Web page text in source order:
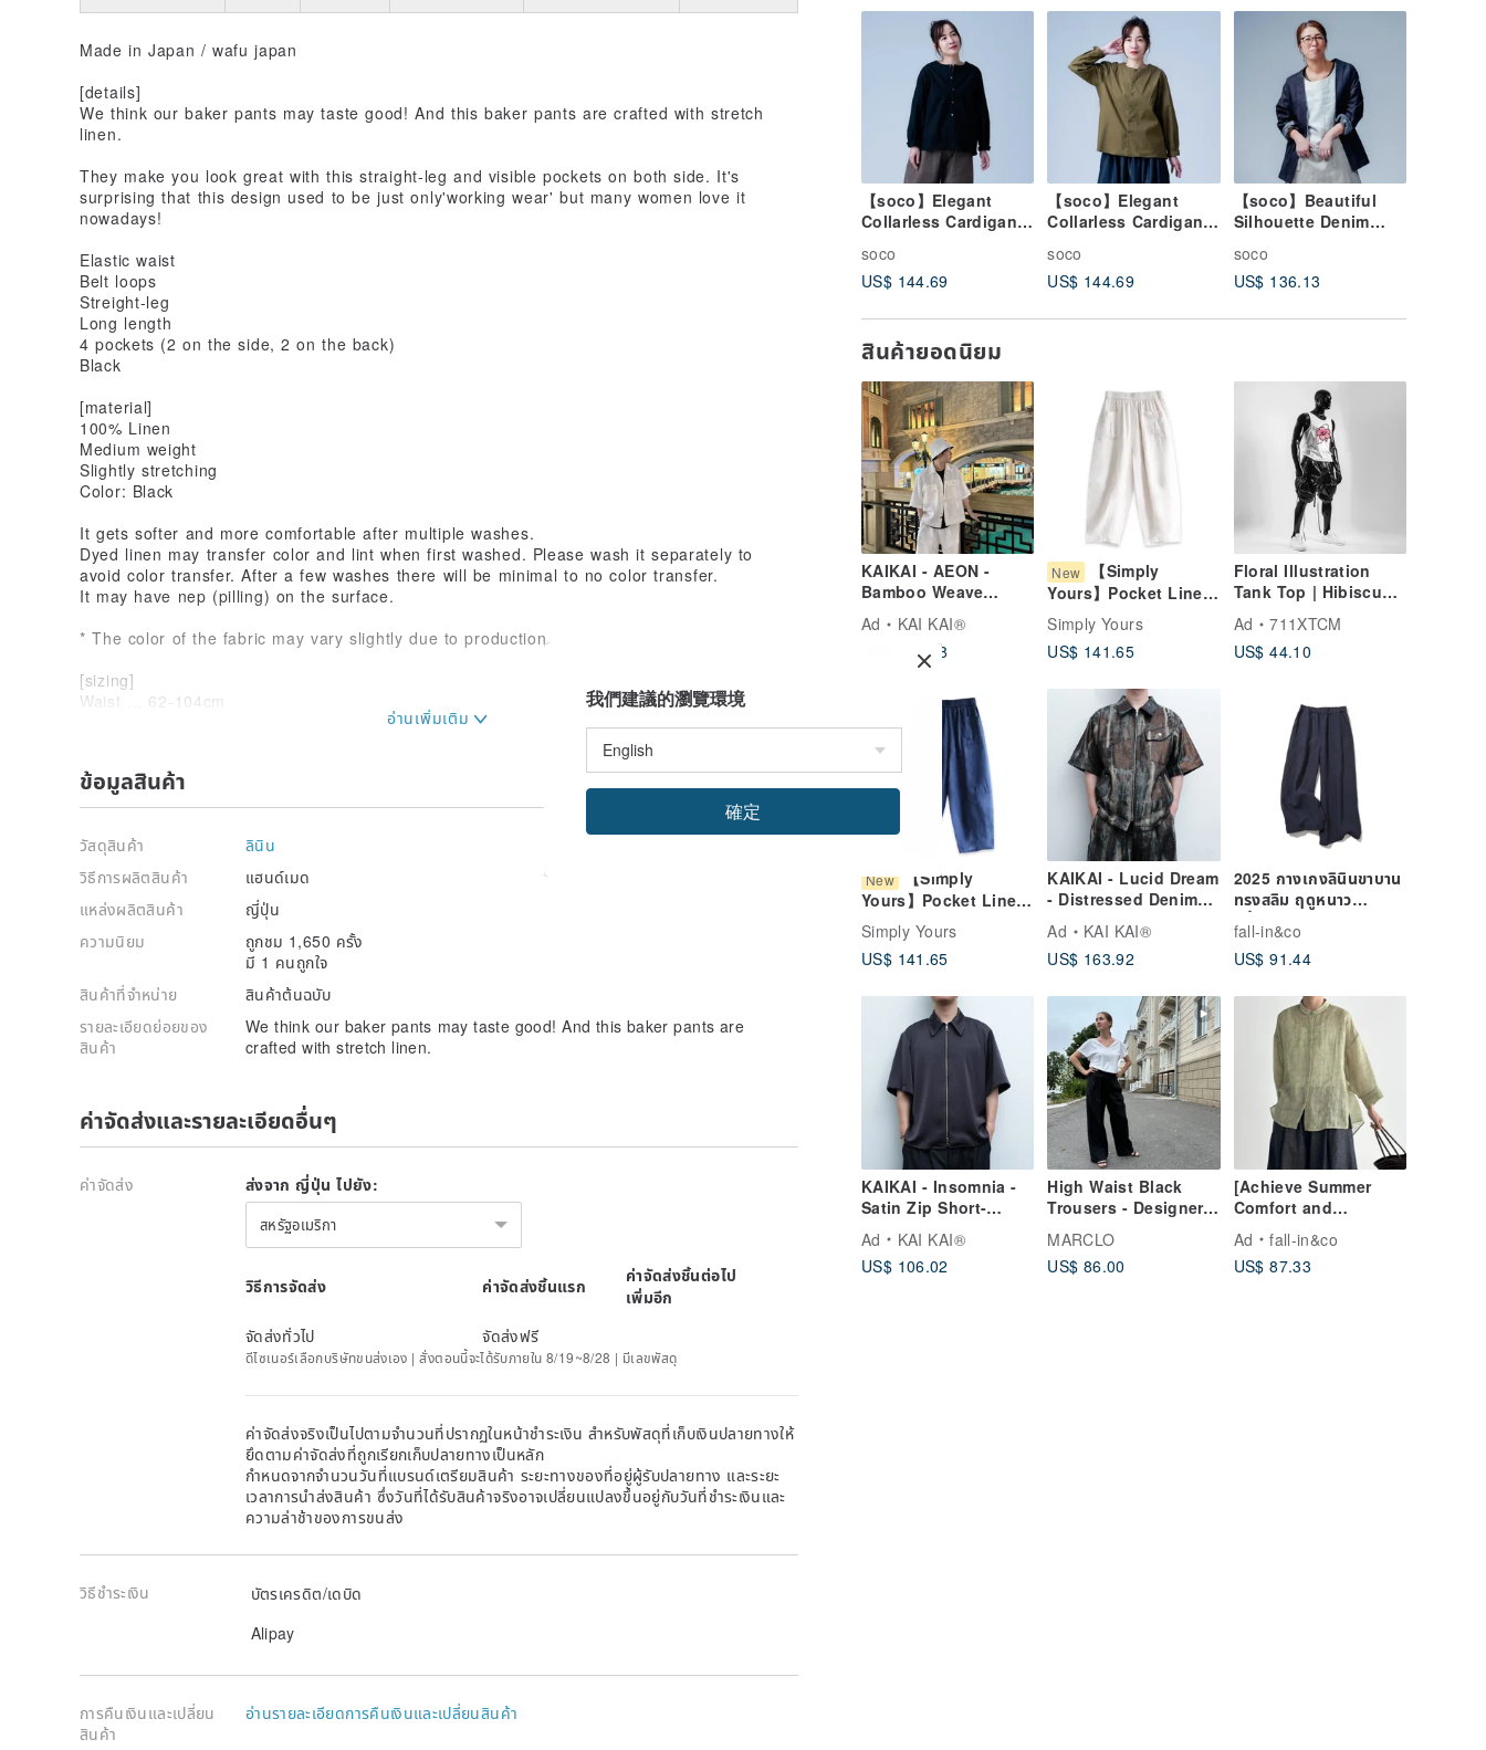
【soco】Elegant
Collarless Cardigan
Silhouette / Black
h025d-bck1
soco
US$ 144.69
【soco】Elegant
Collarless Cardigan
Silhouette / Olive
Drab h025d-olr1
soco
US$ 144.69
【soco】Beautiful
Silhouette Denim
Indigo h042f-din2
soco
US$ 136.13
สินค้ายอดนิยม
KAIKAI - AEON -
Bamboo Weave
Jacket
Ad
KAI KAI®
US$ 119.38
New
【Simply
Yours】Pocket Linen
Harem Pants - White,
One Size
Simply Yours
US$ 141.65
Floral Illustration
Tank Top | Hibiscus |
White Print Tank Top
Ad
711XTCM
US$ 44.10
New
【Simply
Yours】Pocket Linen
Harem Pants, Blue, F
Simply Yours
US$ 141.65
KAIKAI - Lucid Dream
- Distressed Denim
Short-Sleeve Jacket
Ad
KAI KAI®
US$ 163.92
2025 กางเกงลินินขาบาน
ทรงสลิม ฤดูหนาว
สีน้ำเงิน 200907-6
fall-in&co
US$ 91.44
KAIKAI - Insomnia -
Satin Zip Short-
Ad
KAI KAI®
US$ 106.02
High Waist Black
Trousers - Designer
Business Woman
MARCLO
US$ 86.00
[Achieve Summer
Comfort and
Ramie 3/4 Sleeve UV
Shirt Blouse in Light
Ad
fall-in&co
US$ 87.33
Made in Japan / wafu japan
[details]
We think our baker pants may taste good! And this baker pants are crafted with stretch
linen.
They make you look great with this straight-leg and visible pockets on both side. It's
surprising that this design used to be just only'working wear' but many women love it
nowadays!
Elastic waist
Belt loops
Streight-leg
Long length
4 pockets (2 on the side, 2 on the back)
Black
[material]
100% Linen
Medium weight
Slightly stretching
Color: Black
It gets softer and more comfortable after multiple washes.
Dyed linen may transfer color and lint when first washed. Please wash it separately to
avoid color transfer. After a few washes there will be minimal to no color transfer.
It may have nep (pilling) on the surface.
* The color of the fabric may vary slightly due to production.
[sizing]
Waist ... 62-104cm
Front rise length ... 29cm
Inseam ... 74cm
* Our size guide is below
[model review]
Model: 163cm, 58kg / Bust: 88cm, Shoulder width: 42cm, Upper arms: 26cm
Model Size: M ～ L in Japan
It's really comfortable thanks to the material even when I bend down.
The waist is also comfortable with horizontal two bands inside of it and not too loose and
not too tight. The hem almost hits the ground and it's perfect size for me when worn with
high heel shoes.
[staff reviews]
long on me and I need to roll it up or shorten the length about 3cm or something.
I can say they are comfortable baker pants ever! They almost reach my feet and the waist
Double length of top of the pants or skirt
Double length of the hipline
Measure from top of the pants to the crotch
Measure from the crotch to the hem
ข้อมูลสินค้า
วัสดุสินค้า
ลินิน
วิธีการผลิตสินค้า
แฮนด์เมด
แหล่งผลิตสินค้า
ญี่ปุ่น
ความนิยม
ถูกชม 1,650 ครั้ง
มี 1 คนถูกใจ
สินค้าที่จำหน่าย
สินค้าต้นฉบับ
รายละเอียดย่อยของ
สินค้า
We think our baker pants may taste good! And this baker pants are
crafted with stretch linen.
ค่าจัดส่งและรายละเอียดอื่นๆ
ค่าจัดส่ง ส่งจาก ญี่ปุ่น ไปยัง:
สหรัฐอเมริกา
วิธีการจัดส่ง ค่าจัดส่งชิ้นแรก
ค่าจัดส่งชิ้นต่อไป
เพิ่มอีก
จัดส่งทั่วไป
จัดส่งฟรี
ดีไซเนอร์เลือกบริษัทขนส่งเอง | สั่งตอนนี้จะได้รับภายใน 8/19~8/28 | มีเลขพัสดุ
ค่าจัดส่งจริงเป็นไปตามจำนวนที่ปรากฏในหน้าชำระเงิน สำหรับพัสดุที่เก็บเงินปลายทางให้
ยึดตามค่าจัดส่งที่ถูกเรียกเก็บปลายทางเป็นหลัก
กำหนดจากจำนวนวันที่แบรนด์เตรียมสินค้า ระยะทางของที่อยู่ผู้รับปลายทาง และระยะ
เวลาการนำส่งสินค้า ซึ่งวันที่ได้รับสินค้าจริงอาจเปลี่ยนแปลงขึ้นอยู่กับวันที่ชำระเงินและ
ความล่าช้าของการขนส่ง
วิธีชำระเงิน
บัตรเครดิต/เดบิด
Alipay
การคืนเงินและเปลี่ยน
สินค้า
อ่านรายละเอียดการคืนเงินและเปลี่ยนสินค้า
我們建議的瀏覽環境
確定